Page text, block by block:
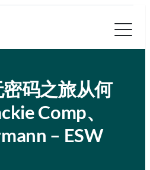
码之旅从何
Comp、
– ESW